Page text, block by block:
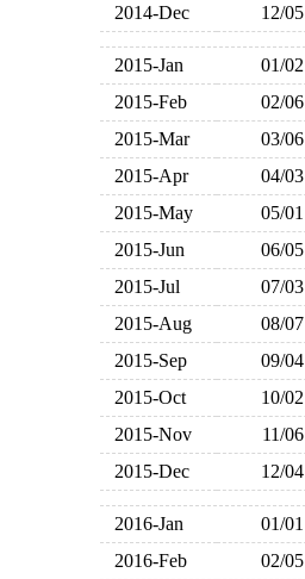
2014-Dec
12/05
2015-Jan 01/02
2015-Feb
02/06
2015-Mar
03/06
2015-Apr
04/03
2015-May
05/01
2015-Jun
06/05
2015-Jul
07/03
2015-Aug
08/07
2015-Sep
09/04
2015-Oct
10/02
2015-Nov
11/06
2015-Dec
12/04
2016-Jan 01/01
2016-Feb
02/05